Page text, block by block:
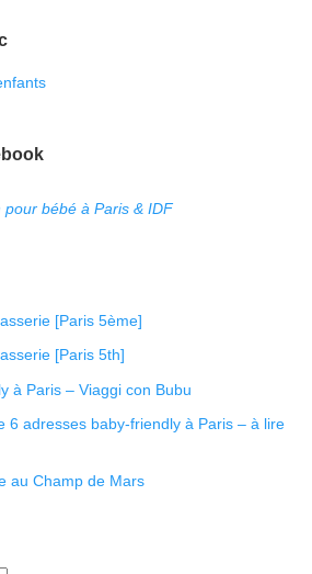
bébé à Paris & IDF
[Paris 5ème]
[Paris 5th]
à Paris – Viaggi con Bubu
6 adresses baby-friendly à Paris – à lire
au Champ de Mars